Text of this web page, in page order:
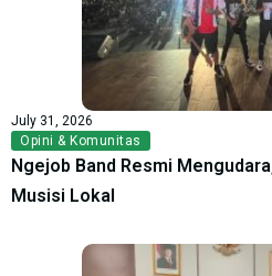
July 31, 2026
Opini & Komunitas
Ngejob Band Resmi
Musisi Lokal